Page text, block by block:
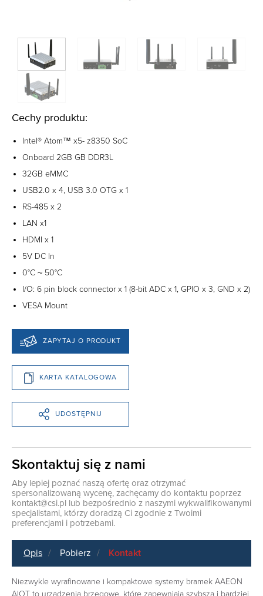
Cechy produktu:
Intel® Atom™ x5- z8350 SoC
Onboard 2GB GB DDR3L
32GB eMMC
USB2.0 x 4, USB 3.0 OTG x 1
RS-485 x 2
LAN x1
HDMI x 1
5V DC In
0°C ~ 50°C
I/O: 6 pin block connector x 1 (8-bit ADC x 1, GPIO x 3, GND x 2)
VESA Mount
ZAPYTAJ O PRODUKT
KARTA KATALOGOWA
UDOSTĘPNIJ
Skontaktuj się z nami
Aby lepiej poznać naszą ofertę oraz otrzymać
spersonalizowaną wycenę, zachęcamy do kontaktu poprzez
kontakt@csi.pl lub bezpośrednio z naszymi wykwalifikowanymi
specjalistami, którzy doradzą Ci zgodnie z Twoimi
preferencjami i potrzebami.
Opis Pobierz Kontakt
Niezwykle wyrafinowane i kompaktowe systemy bramek AAEON
AIOT to urządzenia brzegowe, które zapewniają szybszą i bardziej